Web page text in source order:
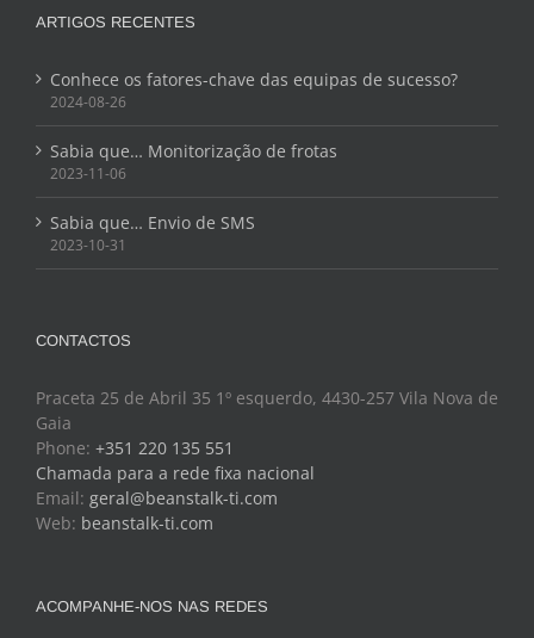
ARTIGOS RECENTES
Conhece os fatores-chave das equipas de sucesso?
2024-08-26
Sabia que… Monitorização de frotas
2023-11-06
Sabia que… Envio de SMS
2023-10-31
CONTACTOS
Praceta 25 de Abril 35 1º esquerdo, 4430-257 Vila Nova de
Gaia
Phone: +351 220 135 551
Chamada para a rede fixa nacional
Email: geral@beanstalk-ti.com
Web: beanstalk-ti.com
ACOMPANHE-NOS NAS REDES